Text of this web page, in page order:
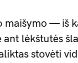
maišymo — iš
lėkštutės
stovėti